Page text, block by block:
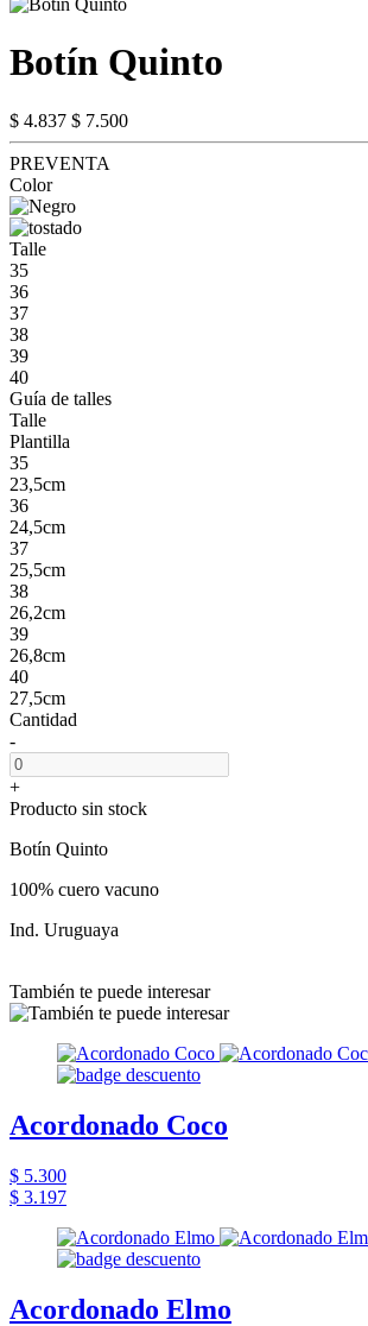
Botín Quinto
$ 4.837 $ 7.500
PREVENTA
Color
Talle
35
36
37
38
39
40
Guía de talles
Talle
Plantilla
35
23,5cm
36
24,5cm
37
25,5cm
38
26,2cm
39
26,8cm
40
27,5cm
Cantidad
-
+
Producto sin stock
Botín Quinto
100% cuero vacuno
Ind. Uruguaya
También te puede interesar
Acordonado Coco
$ 5.300
$ 3.197
Acordonado Elmo